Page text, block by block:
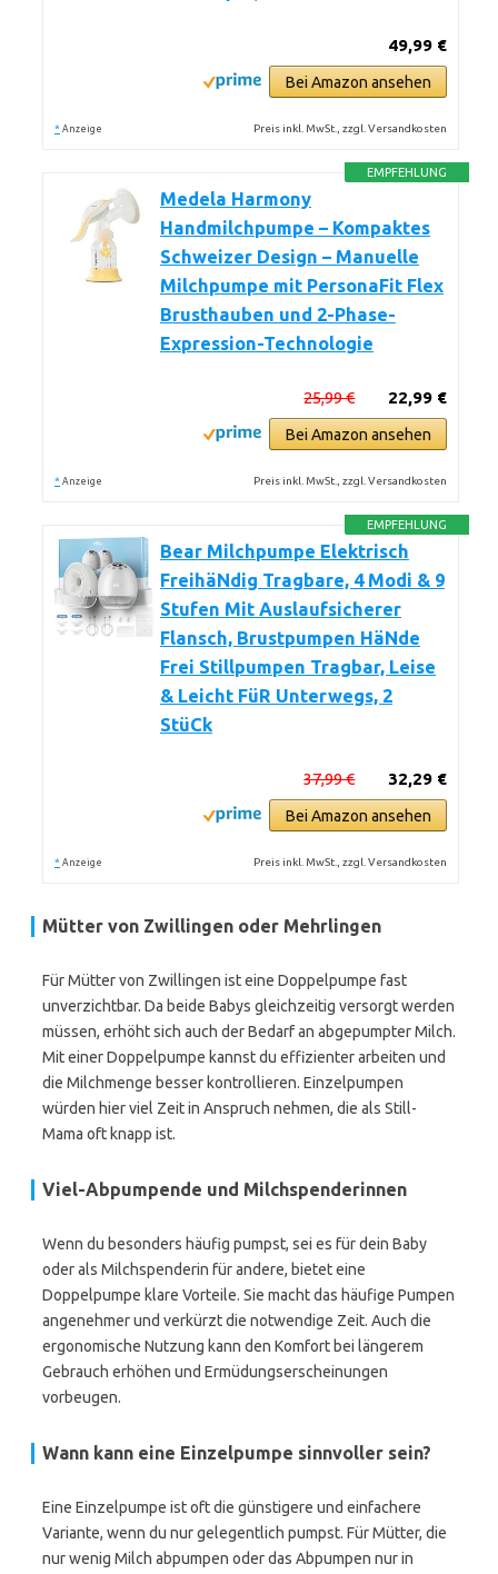
49,99 €
Bei Amazon ansehen
* Anzeige Preis inkl. MwSt., zzgl. Versandkosten
EMPFEHLUNG
Medela Harmony
Handmilchpumpe – Kompaktes
Schweizer Design – Manuelle
Milchpumpe mit PersonaFit Flex
Brusthauben und 2-Phase-
Expression-Technologie
22,99 €
25,99 €
Bei Amazon ansehen
* Anzeige Preis inkl. MwSt., zzgl. Versandkosten
EMPFEHLUNG
Bear Milchpumpe Elektrisch
FreihäNdig Tragbare, 4 Modi & 9
Stufen Mit Auslaufsicherer
Flansch, Brustpumpen HäNde
Frei Stillpumpen Tragbar, Leise
& Leicht FüR Unterwegs, 2
StüCk
32,29 €
37,99 €
Bei Amazon ansehen
* Anzeige Preis inkl. MwSt., zzgl. Versandkosten
Mütter von Zwillingen oder Mehrlingen
Für Mütter von Zwillingen ist eine Doppelpumpe fast
unverzichtbar. Da beide Babys gleichzeitig versorgt werden
müssen, erhöht sich auch der Bedarf an abgepumpter Milch.
Mit einer Doppelpumpe kannst du effizienter arbeiten und
die Milchmenge besser kontrollieren. Einzelpumpen
würden hier viel Zeit in Anspruch nehmen, die als Still-
Mama oft knapp ist.
Viel-Abpumpende und Milchspenderinnen
Wenn du besonders häufig pumpst, sei es für dein Baby
oder als Milchspenderin für andere, bietet eine
Doppelpumpe klare Vorteile. Sie macht das häufige Pumpen
angenehmer und verkürzt die notwendige Zeit. Auch die
ergonomische Nutzung kann den Komfort bei längerem
Gebrauch erhöhen und Ermüdungserscheinungen
vorbeugen.
Wann kann eine Einzelpumpe sinnvoller sein?
Eine Einzelpumpe ist oft die günstigere und einfachere
Variante, wenn du nur gelegentlich pumpst. Für Mütter, die
nur wenig Milch abpumpen oder das Abpumpen nur in